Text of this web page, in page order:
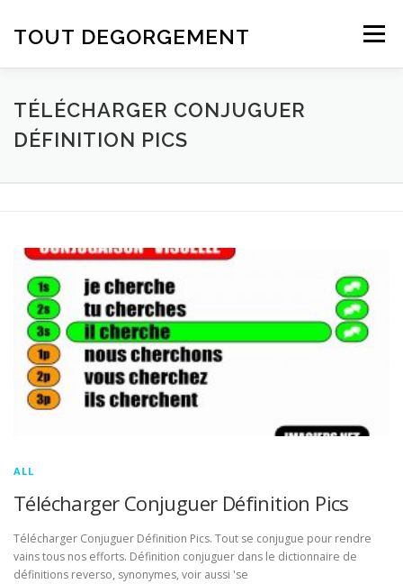
TOUT DEGORGEMENT Menu
TÉLÉCHARGER CONJUGUER
DÉFINITION PICS
ALL
Télécharger Conjuguer Définition Pics
Télécharger Conjuguer Définition Pics. Tout se conjugue pour rendre
vains tous nos efforts. Définition conjuguer dans le dictionnaire de
définitions reverso, synonymes, voir aussi 'se